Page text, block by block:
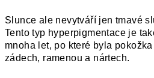
Slunce ale nevytváří jen tmavé
Tento typ hyperpigmentace je
mnoha let, po které byla
zádech, ramenou a nártech.